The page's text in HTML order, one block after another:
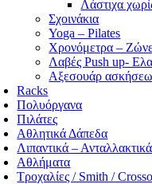
Λάστιχα
Σχοινάκια
Yoga – Pilates
Χρονόμετρα –
Λαβές Push up-
Αξεσουάρ
Racks
Πολυόργανα
Πιλάτες
Αθλητικά Δάπεδα
Λιπαντικά – Ανταλλακτικά
Αθλήματα
Τροχαλίες / Smith /